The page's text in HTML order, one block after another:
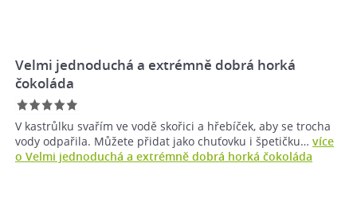
Velmi jednoduchá a extrémně dobrá horká
čokoláda
V kastrůlku svařím ve vodě skořici a hřebíček, aby se trocha
vody odpařila. Můžete přidat jako chuťovku i špetičku… více
o Velmi jednoduchá a extrémně dobrá horká čokoláda